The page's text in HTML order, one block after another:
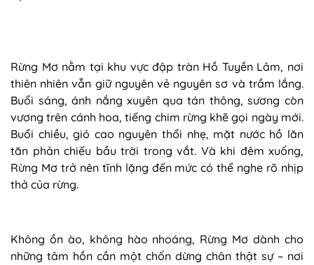
Rừng Mơ nằm tại khu vực đập tràn Hồ Tuyền Lâm, nơi
thiên nhiên vẫn giữ nguyên vẻ nguyên sơ và trầm lắng.
Buổi sáng, ánh nắng xuyên qua tán thông, sương còn
vương trên cánh hoa, tiếng chim rừng khẽ gọi ngày mới.
Buổi chiều, gió cao nguyên thổi nhẹ, mặt nước hồ lăn
tăn phản chiếu bầu trời trong vắt. Và khi đêm xuống,
Rừng Mơ trở nên tĩnh lặng đến mức có thể nghe rõ nhịp
thở của rừng.
Không ồn ào, không hào nhoáng, Rừng Mơ dành cho
những tâm hồn cần một chốn dừng chân thật sự – nơi